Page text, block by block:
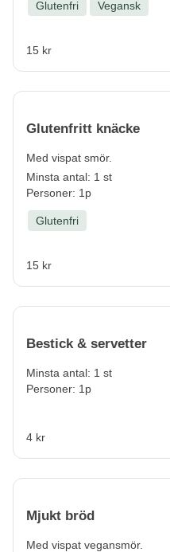
Glutenfri Vegansk
15 kr
Glutenfritt knäcke
Med vispat smör.
Minsta antal: 1 st
Personer: 1p
Glutenfri
15 kr
Bestick & servetter
Minsta antal: 1 st
Personer: 1p
4 kr
Mjukt bröd
Med vispat vegansmör.